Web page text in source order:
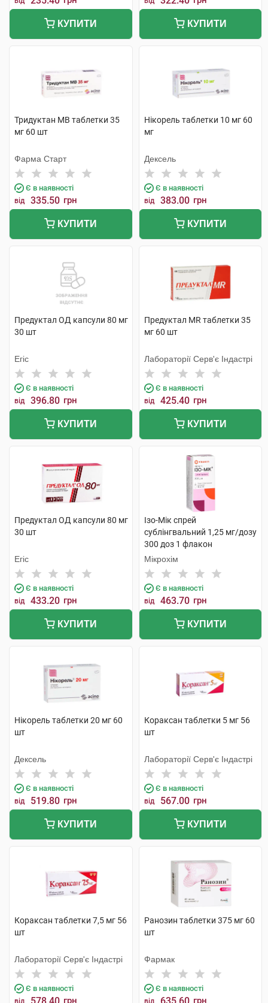
КУПИТИ КУПИТИ
Тридуктан МВ таблетки 35
мг 60 шт
Фарма Старт
Є в наявності
від 335.50 грн
КУПИТИ
Нікорель таблетки 10 мг 60
мг
Дексель
Є в наявності
від 383.00 грн
КУПИТИ
Предуктал ОД капсули 80 мг
30 шт
Егіс
Є в наявності
від 396.80 грн
КУПИТИ
Предуктал MR таблетки 35
мг 60 шт
Лабораторії Серв'є Індастрі
Є в наявності
від 425.40 грн
КУПИТИ
Предуктал ОД капсули 80 мг
30 шт
Егіс
Є в наявності
від 433.20 грн
КУПИТИ
Ізо-Мік спрей
сублінгвальний 1,25 мг/дозу
300 доз 1 флакон
Мікрохім
Є в наявності
від 463.70 грн
КУПИТИ
Нікорель таблетки 20 мг 60
шт
Дексель
Є в наявності
від 519.80 грн
КУПИТИ
Кораксан таблетки 5 мг 56
шт
Лабораторії Серв'є Індастрі
Є в наявності
від 567.00 грн
КУПИТИ
Кораксан таблетки 7,5 мг 56
шт
Лабораторії Серв'є Індастрі
Є в наявності
від грн
Ранозин таблетки 375 мг 60
шт
Фармак
Є в наявності
від грн